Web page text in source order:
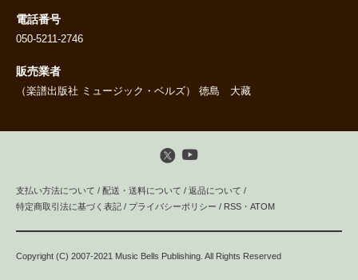
電話番号
050-5211-2746
販売業者
（楽譜出版社 ミュージック・ベルズ） 徳島 大藏
支払い方法について / 配送・送料について / 返品について /
特定商取引法に基づく表記 / プライバシーポリシー / RSS ・ ATOM
Copyright (C) 2007-2021 Music Bells Publishing. All Rights Reserved